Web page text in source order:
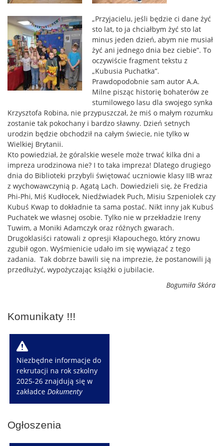
„Przyjacielu, jeśli będzie ci dane żyć
sto lat, to ja chciałbym żyć sto lat
minus jeden dzień, abym nie musiał
żyć ani jednego dnia bez ciebie”. To
oczywiście fragment tekstu z
„Kubusia Puchatka”.
Prawdopodobnie sam autor A.A.
Milne pisząc historię bohaterów ze
stumilowego lasu dla swojego synka
Krzysztofa Robina, nie przypuszczał, że miś o małym rozumku
zostanie tak pokochany i bardzo sławny. Dzień setnych
urodzin będzie obchodził na całym świecie, nie tylko w
Wielkiej Brytanii.
Kto powiedział, że góralskie wesele może trwać kilka dni a
impreza urodzinowa nie? I to taka impreza! Dlatego drugiego
dnia do Biblioteki przybyli świętować uczniowie klasy IIB wraz
z wychowawczynią p. Agatą Lach. Dowiedzieli się, że Fredzia
Phi-Phi, Miś Kudłocek, Niedźwiadek Puch, Misiu Szpeniolek czy
Kubuś Kwap to dokładnie ta sama postać. Nikt inny jak Kubuś
Puchatek we własnej osobie. Tylko nie w przekładzie Ireny
Tuwim, a Moniki Adamczyk oraz różnych gwarach.
Drugoklasiści ratowali z opresji Kłapouchego, który znowu
zgubił ogon. Wyśmienicie udało im się wywiązać z tego
zadania. Tak dobrze bawili się na imprezie, że postanowili ją
przedłużyć, wypożyczając książki o jubilacie.
Bogumiła Skóra
Komunikaty !!!
W
Niezbędne informacje do
rekrutacji na rok szkolny
2025-26 znajdują się w
zakładceDokumenty
Ogłoszenia